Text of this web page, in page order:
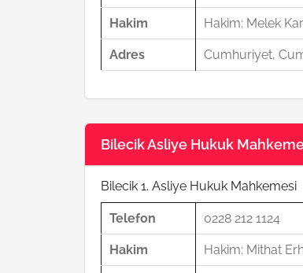
Hakim Hakim: Melek
Adres Cumhuriyet,
Bilecik Asliye Hukuk
Bilecik 1. Asliye Hukuk Mahkemesi
Telefon 0228 212 1124
Hakim Hakim: Mithat